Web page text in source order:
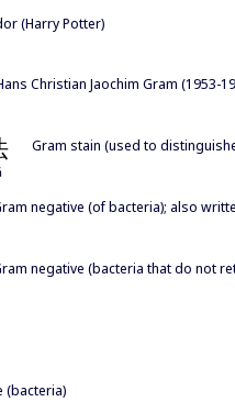
(Harry Potter)
Christian Jaochim Gram
Gram stain (used to
negative (of bacteria); also
negative (bacteria that do not
(bacteria)